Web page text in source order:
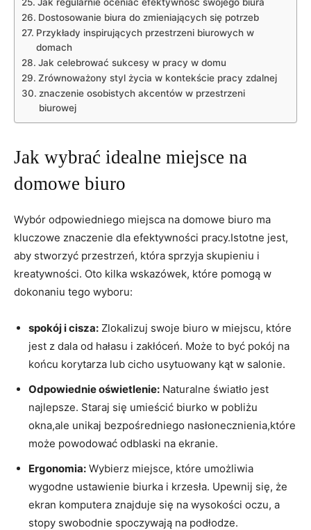
Dostosowanie biura do zmieniających‌ się⁢ potrzeb
Przykłady inspirujących przestrzeni biurowych w
domach
Jak celebrować sukcesy w pracy ⁤w domu
Zrównoważony styl życia w kontekście pracy zdalnej
znaczenie osobistych‌ akcentów⁤ w ​przestrzeni
biurowej
Jak wybrać ⁣idealne⁤ miejsce na‍
domowe biuro
Wybór‍ odpowiedniego miejsca na domowe ​biuro ma
kluczowe znaczenie dla efektywności ‌pracy.Istotne jest,⁤
aby stworzyć przestrzeń, która sprzyja skupieniu i
kreatywności. ‌Oto kilka ⁤wskazówek, które pomogą ⁣w
dokonaniu tego‌ wyboru:
spokój i cisza: ⁢Zlokalizuj swoje biuro w ‍miejscu, które
‍jest‌ z‌ dala od ‌hałasu i⁣ zakłóceń.‍ Może to być pokój na
końcu‍ korytarza lub cicho ‍usytuowany⁢ kąt w salonie.
Odpowiednie oświetlenie: Naturalne światło jest
najlepsze. Staraj się umieścić biurko ⁣w pobliżu
okna,ale‍ unikaj bezpośredniego⁣ nasłonecznienia,które‍
może powodować odblaski na ekranie.
Ergonomia: Wybierz miejsce, ⁤które umożliwia
wygodne ustawienie ⁤biurka ⁤i krzesła. Upewnij się, że
ekran komputera znajduje się‌ na wysokości oczu, ⁣a
stopy swobodnie spoczywają na podłodze.